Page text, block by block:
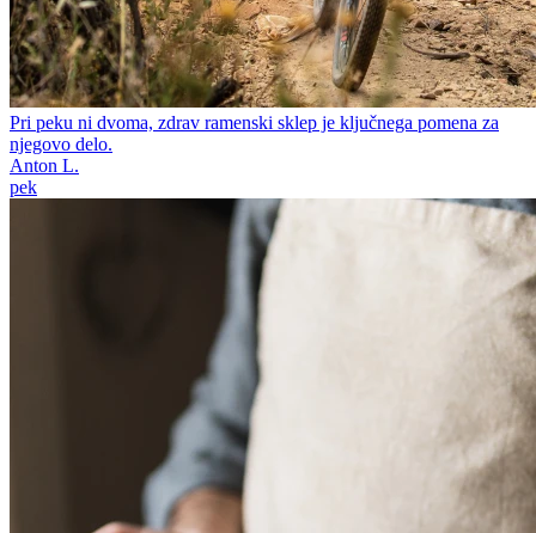
Pri peku ni dvoma, zdrav ramenski sklep je ključnega pomena za
njegovo delo.
Anton L.
pek